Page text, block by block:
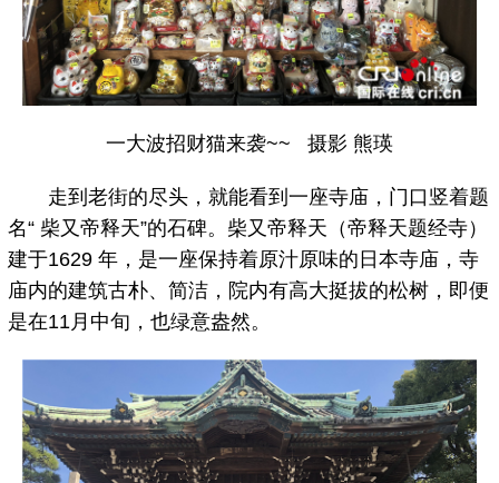
一大波招财猫来袭~~ 摄影 熊瑛
走到老街的尽头，就能看到一座寺庙，门口竖着题
名“ 柴又帝释天”的石碑。柴又帝释天（帝释天题经寺）
建于1629 年，是一座保持着原汁原味的日本寺庙，寺
庙内的建筑古朴、简洁，院内有高大挺拔的松树，即便
是在11月中旬，也绿意盎然。